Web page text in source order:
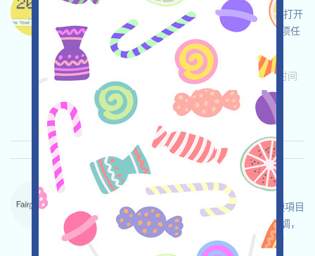
DogeOS正在空投，這是一個圍繞DOGE的項目，打开
活动页面，自行儘調，自負並確保安全，完成各项任
务，邀请获得更多！
关联: ETH/ERC/EVM
收录时间:
2026/05/26
重要程度:★★★ 3.0 查阅详情
ForteProtocol-Waitlist 语言：
ForteProtocol正在進行Waitlist，這是一個區塊鏈項目
鏈上合規解決方案項目，打开活动页面，自行儘調，
確保並自負安全，完成各项任务，邀请获得更多！